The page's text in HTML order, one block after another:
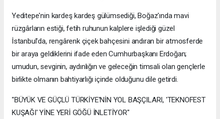
Yeditepe'nin kardeş kardeş gülümsediği, Boğaz'ında mavi
rüzgârların estiği, fetih ruhunun kalplere işlediği güzel
İstanbul'da, rengârenk çiçek bahçesini andıran bir atmosferde
bir araya geldiklerini ifade eden Cumhurbaşkanı Erdoğan;
umudun, sevginin, aydınlığın ve geleceğin timsali olan gençlerle
birlikte olmanın bahtiyarlığı içinde olduğunu dile getirdi.
"BÜYÜK VE GÜÇLÜ TÜRKİYE'NİN YOL BAŞÇILARI, 'TEKNOFEST
KUŞAĞI' YİNE YERİ GÖĞÜ İNLETİYOR"